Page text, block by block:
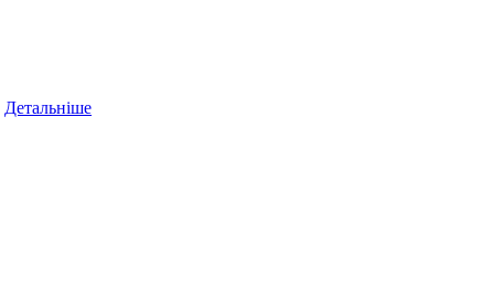
Детальніше